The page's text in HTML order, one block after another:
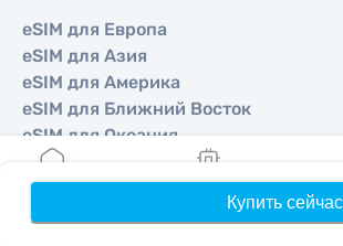
Купить сейчас
eSIM для Европа
eSIM для Азия
eSIM для Америка
eSIM для Ближний Восток
eSIM для Океания
eSIM для Африка
Мои eSIM